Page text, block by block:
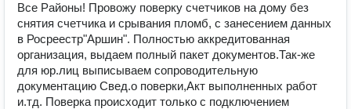
Все Районы! Провожу поверку счетчиков на дому без
снятия счетчика и срывания пломб, с занесением данных
в Росреестр"Аршин". Полностью аккредитованная
организация, выдаем полный пакет документов.Так-же
для юр.лиц выписываем сопроводительную
документацию Свед.о поверки,Акт выполненных работ
и.тд. Поверка происходит только с подключением